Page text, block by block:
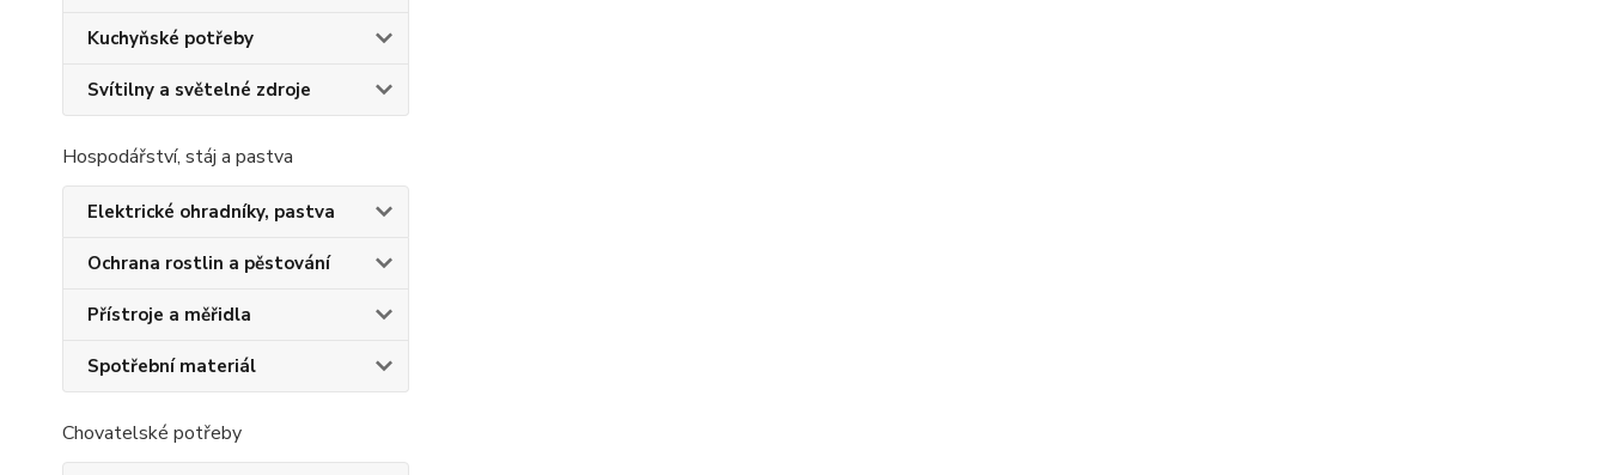
Kuchyňské potřeby
Svítilny a světelné zdroje
Hospodářství, stáj a pastva
Elektrické ohradníky, pastva
Ochrana rostlin a pěstování
Přístroje a měřidla
Spotřební materiál
Chovatelské potřeby